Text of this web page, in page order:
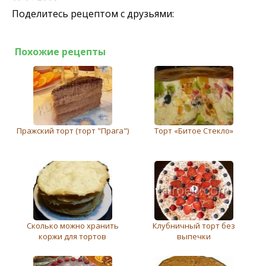
Поделитесь рецептом с друзьями:
Похожие рецепты
Пражский торт (торт "Прага") Торт «Битое Стекло»
Сколько можно хранить
коржи для тортов
Клубничный торт без
выпечки